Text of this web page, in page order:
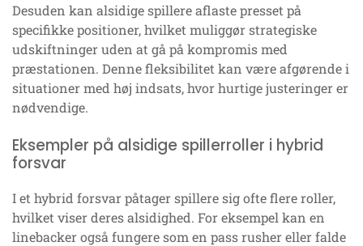
Desuden kan alsidige spillere aflaste presset på
specifikke positioner, hvilket muliggør strategiske
udskiftninger uden at gå på kompromis med
præstationen. Denne fleksibilitet kan være afgørende i
situationer med høj indsats, hvor hurtige justeringer er
nødvendige.
Eksempler på alsidige spillerroller i hybrid
forsvar
I et hybrid forsvar påtager spillere sig ofte flere roller,
hvilket viser deres alsidighed. For eksempel kan en
linebacker også fungere som en pass rusher eller falde